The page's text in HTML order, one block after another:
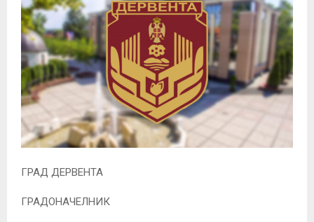
ГРАД ДЕРВЕНТА
ГРАДОНАЧЕЛНИК